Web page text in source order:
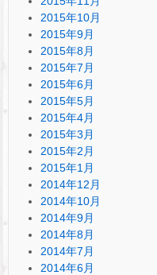
2015年10月
2015年9月
2015年8月
2015年7月
2015年6月
2015年5月
2015年4月
2015年3月
2015年2月
2015年1月
2014年12月
2014年10月
2014年9月
2014年8月
2014年7月
2014年6月